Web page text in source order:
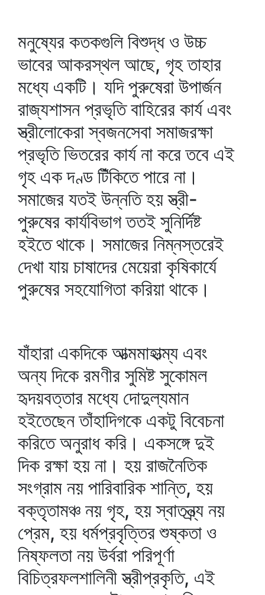
মনুষ্যের কতকগুলি বিশুদ্ধ ও উচ্চ
ভাবের আকরস্থল আছে, গৃহ তাহার
মধ্যে একটি। যদি পুরুষেরা উপার্জন
রাজ্যশাসন প্রভৃতি বাহিরের কার্য এবং
স্ত্রীলোকেরা স্বজনসেবা সমাজরক্ষা
প্রভৃতি ভিতরের কার্য না করে তবে এই
গৃহ এক দণ্ড টিঁকিতে পারে না।
সমাজের যতই উন্নতি হয় স্ত্রী-
পুরুষের কার্যবিভাগ ততই সুনির্দিষ্ট
হইতে থাকে। সমাজের নিম্নস্তরেই
দেখা যায় চাষাদের মেয়েরা কৃষিকার্যে
পুরুষের সহযোগিতা করিয়া থাকে।
যাঁহারা একদিকে আত্মমাহাত্ম্য এবং
অন্য দিকে রমণীর সুমিষ্ট সুকোমল
হৃদয়বত্তার মধ্যে দোদুল্যমান
হইতেছেন তাঁহাদিগকে একটু বিবেচনা
করিতে অনুরাধ করি। একসঙ্গে দুই
দিক রক্ষা হয় না। হয় রাজনৈতিক
সংগ্রাম নয় পারিবারিক শান্তি, হয়
বক্তৃতামঞ্চ নয় গৃহ, হয় স্বাতন্ত্র্য নয়
প্রেম, হয় ধর্মপ্রবৃত্তির শুষ্কতা ও
নিষ্ফলতা নয় উর্বরা পরিপূর্ণা
বিচিত্রফলশালিনী স্ত্রীপ্রকৃতি, এই